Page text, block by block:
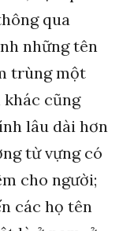
qua
những tên
trùng một
cũng
lâu dài hơn
từ vựng có
cho người;
các họ tên